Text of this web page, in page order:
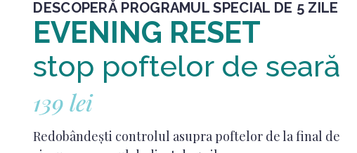
DESCOPERĂ PROGRAMUL SPECIAL DE 5 ZILE
EVENING RESET
stop poftelor de seară
139 lei
Redobândești controlul asupra poftelor de la final de